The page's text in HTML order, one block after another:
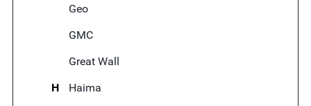
Geo
GMC
Great Wall
H
Haima